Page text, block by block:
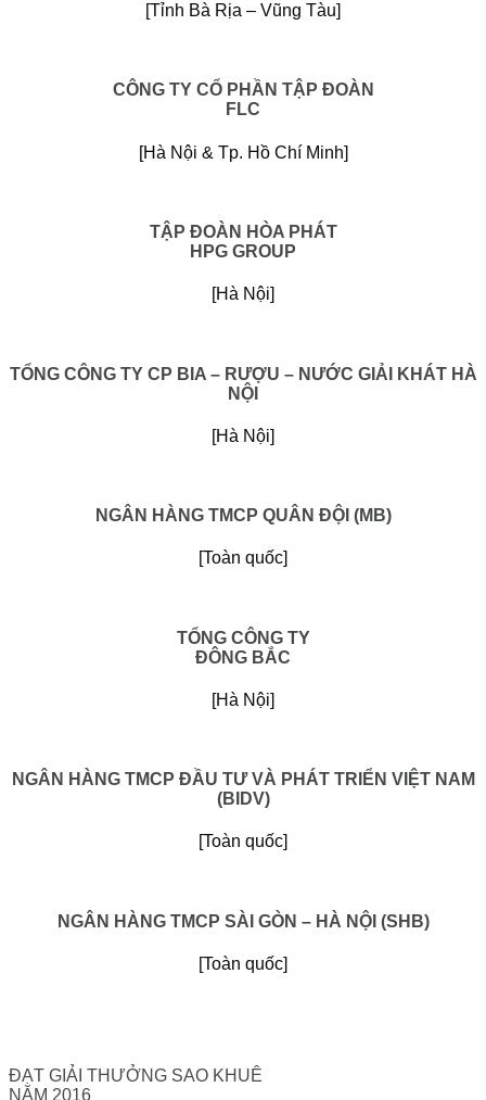
[Tỉnh Bà Rịa – Vũng Tàu]
CÔNG TY CỔ PHẦN TẬP ĐOÀN
FLC
[Hà Nội & Tp. Hồ Chí Minh]
TẬP ĐOÀN HÒA PHÁT
HPG GROUP
[Hà Nội]
TỔNG CÔNG TY CP BIA – RƯỢU – NƯỚC GIẢI KHÁT HÀ
NỘI
[Hà Nội]
NGÂN HÀNG TMCP QUÂN ĐỘI (MB)
[Toàn quốc]
TỔNG CÔNG TY
ĐÔNG BẮC
[Hà Nội]
NGÂN HÀNG TMCP ĐẦU TƯ VÀ PHÁT TRIỂN VIỆT NAM
(BIDV)
[Toàn quốc]
NGÂN HÀNG TMCP SÀI GÒN – HÀ NỘI (SHB)
[Toàn quốc]
ĐẠT GIẢI THƯỞNG SAO KHUÊ
NĂM 2016